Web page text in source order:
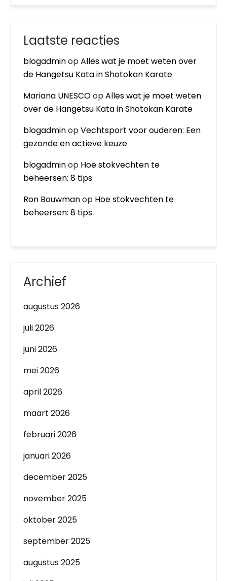
Laatste reacties
blogadminopAlles wat je moet weten over
de Hangetsu Kata in Shotokan Karate
Mariana UNESCOopAlles wat je moet weten
over de Hangetsu Kata in Shotokan Karate
blogadminopVechtsport voor ouderen: Een
gezonde en actieve keuze
blogadminop Hoe stokvechten te
beheersen: 8 tips
Ron Bouwmanop Hoe stokvechten te
beheersen: 8 tips
Archief
augustus 2026
juli 2026
juni 2026
mei 2026
april 2026
maart 2026
februari 2026
januari 2026
december 2025
november 2025
oktober 2025
september 2025
augustus 2025